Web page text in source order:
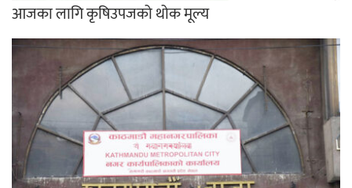
आजका लागि कृषिउपजको थोक मूल्य